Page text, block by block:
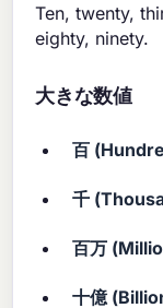
Ten, twenty,
eighty, ninety.
大きな数値
百
千
百万
十億